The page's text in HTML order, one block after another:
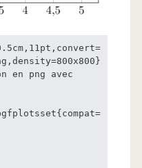
en png avec